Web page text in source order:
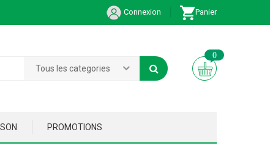
Connexion Panier
Tous les categories
0
PROMOTIONS